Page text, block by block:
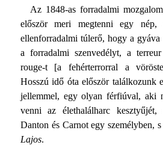
Az 1848-as forradalmi
először meri megtenni egy nép,
ellenforradalmi túlerő, hogy a
a forradalmi szenvedélyt, a
rouge-t [a fehérterrorral a
Hosszú idő óta először találkozunk
jellemmel, egy olyan férfiúval, aki
venni az élethalálharc kesztyűjét,
Danton és Carnot egy személyben,
Lajos.